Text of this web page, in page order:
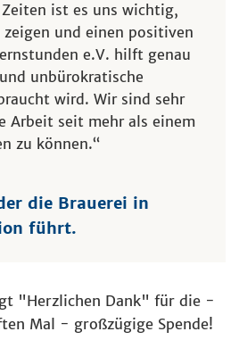
ist es uns wichtig,
und einen positiven
e.V. hilft genau
unbürokratische
wird. Wir sind sehr
Arbeit seit mehr als einem
zu können.“
die Brauerei in
führt.
"Herzlichen Dank" für die -
Mal - großzügige Spende!